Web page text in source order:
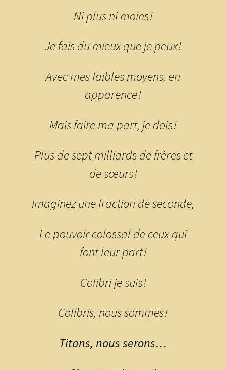
Ni plus ni moins !
Je fais du mieux que je peux !
Avec mes faibles moyens, en
apparence !
Mais faire ma part, je dois !
Plus de sept milliards de frères et
de sœurs !
Imaginez une fraction de seconde,
Le pouvoir colossal de ceux qui
font leur part !
Colibri je suis !
Colibris, nous sommes !
Titans, nous serons…